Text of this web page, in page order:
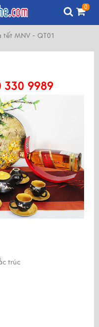
0
tết MNV - QT01
330 9989
trúc